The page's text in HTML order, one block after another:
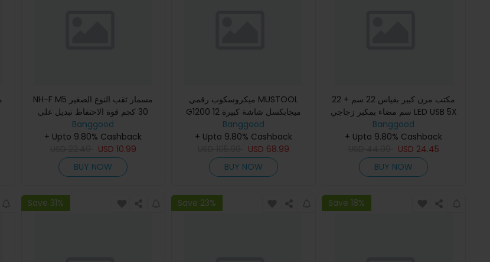
NH-F M5 مسمار ثقب النوع الصغير
30 كجم قوة الاحتفاظ تبديل على
إيقاف مؤشر قياس حامل قاعدة
مغناطيسية دعم العمود
Banggood
+ Upto 9.80% Cashback
USD 10.99
BUY NOW
ميكروسكوب رقمي MUSTOOL
G1200 12 ميجابكسل شاشة كبيرة
بالألوان 7 بوصة شاشة LCD قاعدة
كبيرة 1-1200X متواصلة
Banggood
+ Upto 9.80% Cashback
USD 68.99
BUY NOW
مكتب مرن كبير بقياس 22 سم + 22
سم مضاء بمكبر زجاجي LED USB 5X
بـ 3 ألوان ومصباح مضيء وعدسة
مكبرة للقراءة / إعادة العمل ب
Banggood
+ Upto 9.80% Cashback
USD 24.45
BUY NOW
Save 31% Save 23% Save 18%